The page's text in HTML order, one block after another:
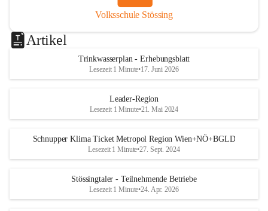
Volksschule Stössing
Artikel
Trinkwasserplan - Erhebungsblatt
Lesezeit 1 Minute•17. Juni 2026
Leader-Region
Lesezeit 1 Minute•21. Mai 2024
Schnupper Klima Ticket Metropol Region Wien+NÖ+BGLD
Lesezeit 1 Minute•27. Sept. 2024
Stössingtaler - Teilnehmende Betriebe
Lesezeit 1 Minute•24. Apr. 2026